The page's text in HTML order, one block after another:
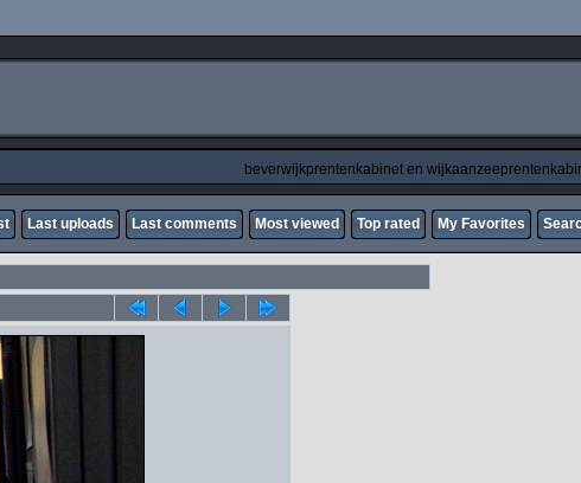
beverwijkprentenkabinet en
Last uploads Last comments Most viewed Top rated My Favorites